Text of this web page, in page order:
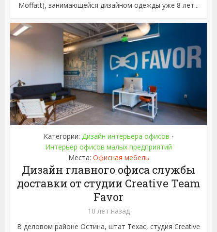
Moffatt), занимающейся дизайном одежды уже 8 лет...
Категории: Дизайн интерьера офисов •
Интерьер офисов малых предприятий
Места: Офисная мебель
Дизайн главного офиса службы
доставки от студии Creative Team
Favor
10 лет назад
В деловом районе Остина, штат Техас, студия Creative